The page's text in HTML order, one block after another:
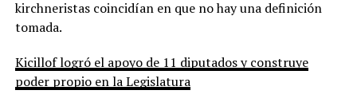
kirchneristas coincidían en que no hay una definición
tomada.
Kicillof logró el apoyo de 11 diputados y construye
poder propio en la Legislatura